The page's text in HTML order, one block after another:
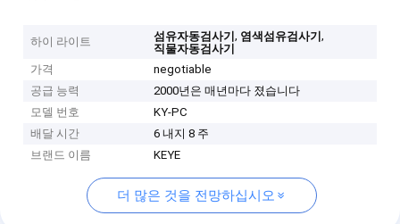
하이 라이트 섬유자동검사기, 염색섬유검사기,
직물자동검사기
가격
negotiable
공급 능력
2000년은 매년마다 졌습니다
모델 번호
KY-PC
배달 시간
6 내지 8 주
브랜드 이름
KEYE
더 많은 것을 전망하십시오